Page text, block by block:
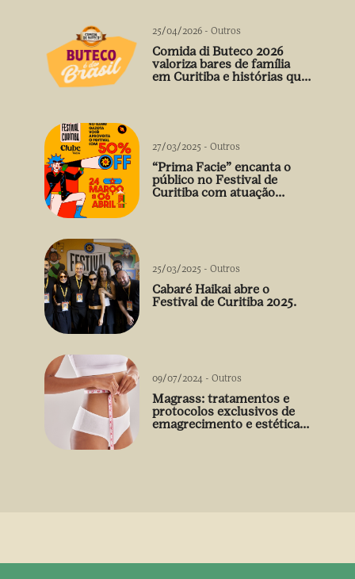
25/04/2026 - Outros
Comida di Buteco 2026
valoriza bares de família
em Curitiba e histórias que
27/03/2025 - Outros
“Prima Facie” encanta o
público no Festival de
Curitiba com atuação
25/03/2025 - Outros
Cabaré Haikai abre o
Festival de Curitiba 2025.
09/07/2024 - Outros
Magrass: tratamentos e
protocolos exclusivos de
emagrecimento e estética